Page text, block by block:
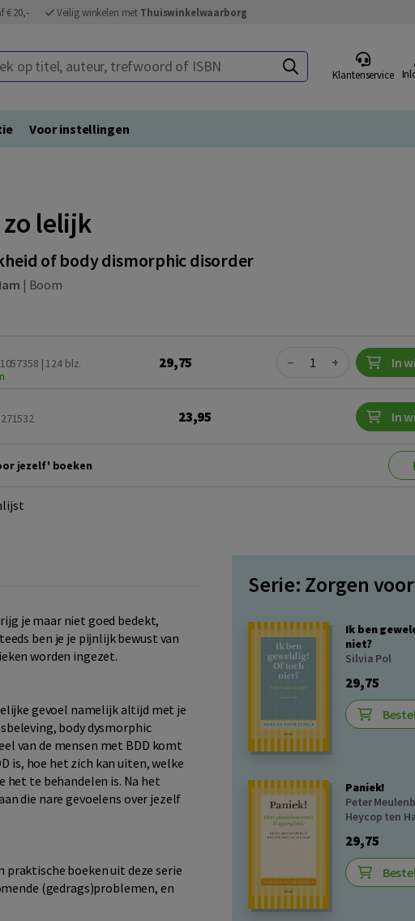
€ 20,- Veilig winkelen met Thuiswinkelwaarborg
op titel, auteur, trefwoord of ISBN
Klantenservice
Voor instellingen
lelijk
of body dismorphic disorder
| Boom
| 124 blz.
29,75 Quantity
− + In
23,95 In
jezelf' boeken
je maar niet goed bedekt,
ben je je pijnlijk bewust van
worden ingezet.
gevoel namelijk altijd met je
body dysmorphic
van de mensen met BDD komt
is, hoe het zich kan uiten, welke
het te behandelen is. Na het
die nare gevoelens over jezelf
praktische boeken uit deze serie
(gedrags)problemen, en
Serie: Zorgen
Ik ben
niet?
Silvia Pol
29,75
Paniek!
Peter
Heycop ten
29,75